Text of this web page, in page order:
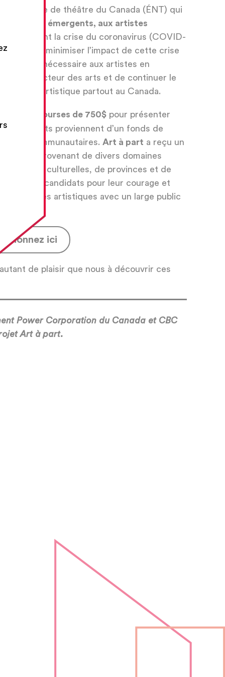
nationale de théâtre du Canada (ÉNT) qui
théâtre émergents, aux artistes
pendant la crise du coronavirus (COVID-
à minimiser l’impact de cette crise
une aide nécessaire aux artistes en
le secteur des arts et de continuer le
artistique partout au Canada.
des bourses de 750$pour présenter
montants proviennent d’un fonds de
communautaires. Art à part a reçu un
provenant de divers domaines
d’origines culturelles, de provinces et de
tous les candidats pour leur courage et
pratiques artistiques avec un large public
Visionnez ici
de plaisir que nous à découvrir ces
Power Corporation du Canada et CBC
Art à part.